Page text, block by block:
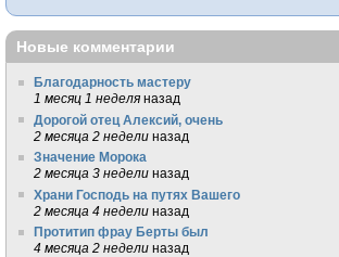
Новые комментарии
Благодарность мастеру
1 месяц 1 неделя назад
Дорогой отец Алексий, очень
2 месяца 2 недели назад
Значение Морока
2 месяца 3 недели назад
Храни Господь на путях Вашего
2 месяца 4 недели назад
Протитип фрау Берты был
4 месяца 2 недели назад